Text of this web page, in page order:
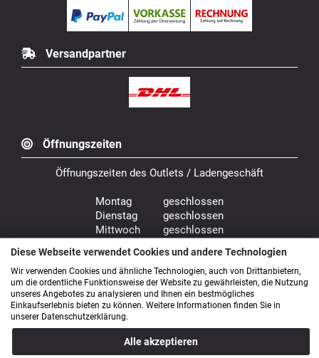
Versandpartner
Öffnungszeiten
Öffnungszeiten des Outlets / Ladengeschäft
Montag geschlossen
Dienstag geschlossen
Mittwoch geschlossen
Freitag 9.00 - 18.00 Uhr
Samstag 9.00 - 14.00 Uhr
Bürozeiten: Mo. - Fr. von 9.00 - 16.00 Uhr
Diese Webseite verwendet Cookies und andere Technologien
Wir verwenden Cookies und ähnliche Technologien, auch von Drittanbietern,
um die ordentliche Funktionsweise der Website zu gewährleisten, die Nutzung
unseres Angebotes zu analysieren und Ihnen ein bestmögliches
Einkaufserlebnis bieten zu können. Weitere Informationen finden Sie in
unserer Datenschutzerklärung.
Alle akzeptieren